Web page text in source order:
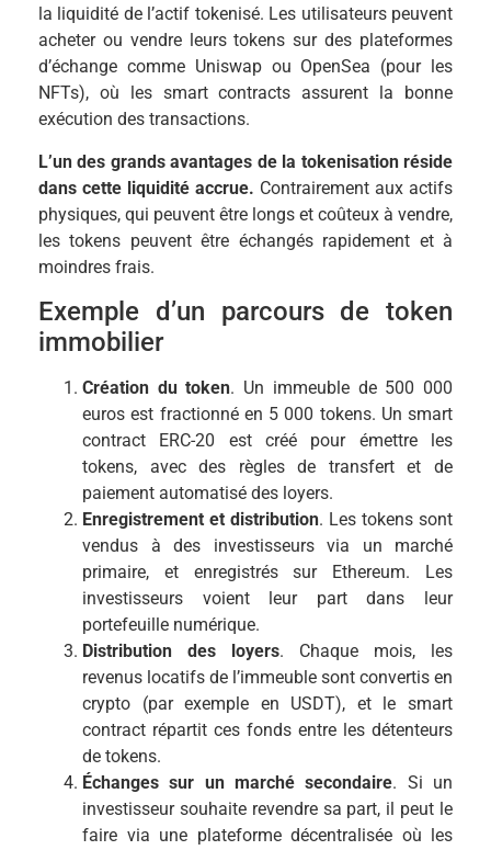
la liquidité de l’actif tokenisé. Les utilisateurs peuvent
acheter ou vendre leurs tokens sur des plateformes
d’échange comme Uniswap ou OpenSea (pour les
NFTs), où les smart contracts assurent la bonne
exécution des transactions.
L’un des grands avantages de la tokenisation réside
dans cette liquidité accrue. Contrairement aux actifs
physiques, qui peuvent être longs et coûteux à vendre,
les tokens peuvent être échangés rapidement et à
moindres frais.
Exemple d’un parcours de token
immobilier
Création du token. Un immeuble de 500 000
euros est fractionné en 5 000 tokens. Un smart
contract ERC-20 est créé pour émettre les
tokens, avec des règles de transfert et de
paiement automatisé des loyers.
Enregistrement et distribution. Les tokens sont
vendus à des investisseurs via un marché
primaire, et enregistrés sur Ethereum. Les
investisseurs voient leur part dans leur
portefeuille numérique.
Distribution des loyers. Chaque mois, les
revenus locatifs de l’immeuble sont convertis en
crypto (par exemple en USDT), et le smart
contract répartit ces fonds entre les détenteurs
de tokens.
Échanges sur un marché secondaire. Si un
investisseur souhaite revendre sa part, il peut le
faire via une plateforme décentralisée où les